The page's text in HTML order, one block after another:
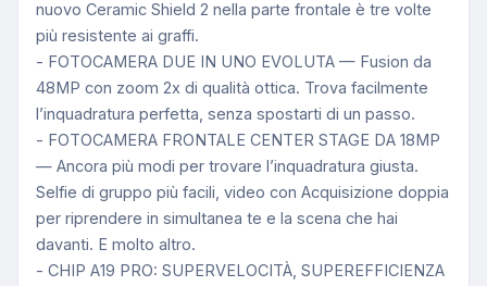
nuovo Ceramic Shield 2 nella parte frontale è tre volte
più resistente ai graffi.
- FOTOCAMERA DUE IN UNO EVOLUTA — Fusion da
48MP con zoom 2x di qualità ottica. Trova facilmente
l’inquadratura perfetta, senza spostarti di un passo.
- FOTOCAMERA FRONTALE CENTER STAGE DA 18MP
— Ancora più modi per trovare l’inquadratura giusta.
Selfie di gruppo più facili, video con Acquisizione doppia
per riprendere in simultanea te e la scena che hai
davanti. E molto altro.
- CHIP A19 PRO: SUPERVELOCITÀ, SUPEREFFICIENZA